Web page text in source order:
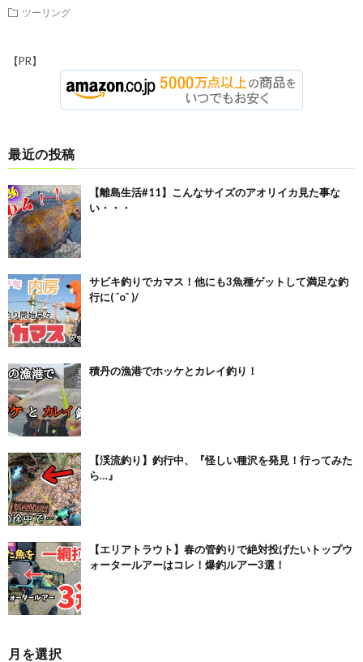
ツーリング
【PR】
最近の投稿
【離島生活#11】こんなサイズのアオリイカ見た事な
い・・・
サビキ釣りでカマス！他にも3魚種ゲットして満足な釣
行に( ˆoˆ )/
積丹の漁港でホッケとカレイ釣り！
【渓流釣り】釣行中、『怪しい種沢を発見！行ってみた
ら…』
【エリアトラウト】春の管釣りで絶対投げたいトップウ
ォータールアーはコレ！爆釣ルアー3選！
月を選択